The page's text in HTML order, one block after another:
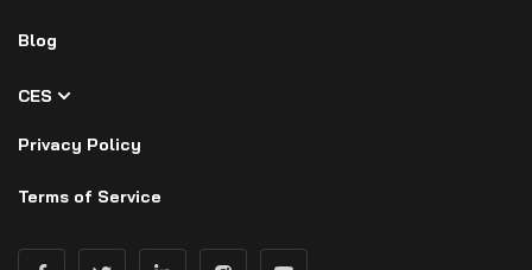
Blog
CES
Privacy Policy
Terms of Service